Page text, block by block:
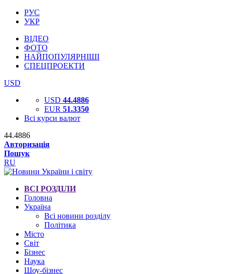
РУС
УКР
ВІДЕО
ФОТО
НАЙПОПУЛЯРНІШІ
СПЕЦПРОЕКТИ
USD
USD 44.4886
EUR 51.3350
Всі курси валют
44.4886
Авторизація
Пошук
RU
ВСІ РОЗДІЛИ
Головна
Україна
Всі новини розділу
Політика
Місто
Світ
Бізнес
Наука
Шоу-бізнес